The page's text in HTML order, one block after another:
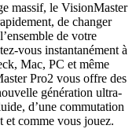
massif, le VisionMaster
de changer
de votre
vous instantanément à
Mac, PC et même
Pro2 vous offre des
génération ultra-
d’une commutation
et comme vous jouez.